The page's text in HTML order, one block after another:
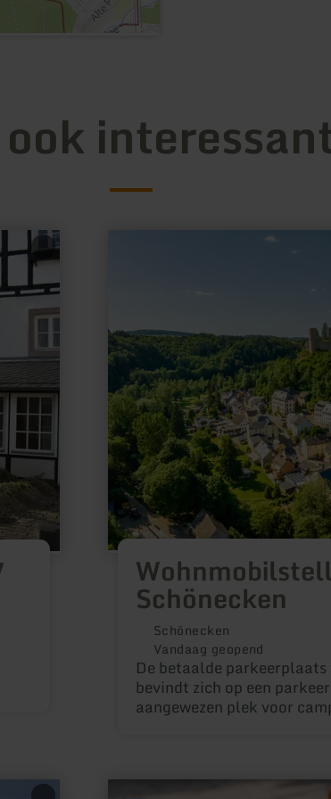
Schönecken
Schönecken
Vandaag geopend
De betaalde
bevindt zich op een
aangewezen plek voor